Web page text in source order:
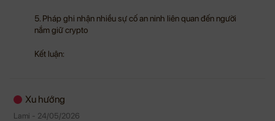
5. Pháp ghi nhận nhiều sự cố an ninh liên quan đến người
nắm giữ crypto
Kết luận:
Xu hướng
Lami - 24/05/2026